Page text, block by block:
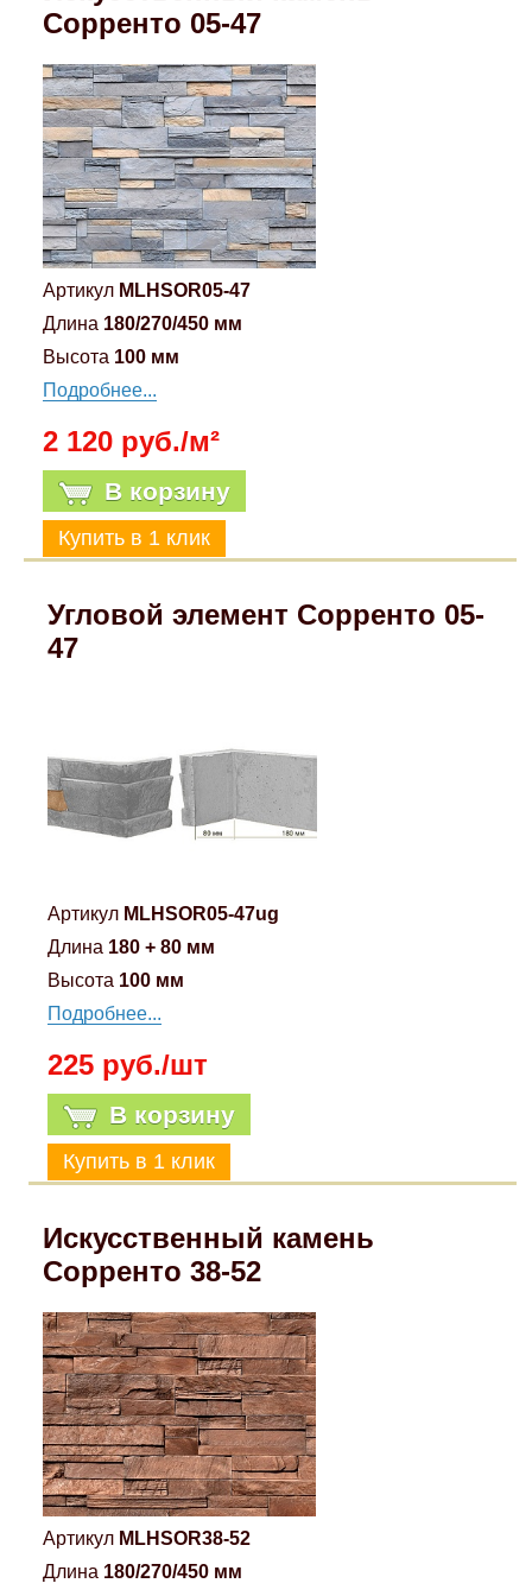
Сорренто 05-47
Артикул MLHSOR05-47
Длина 180/270/450 мм
Высота 100 мм
Подробнее...
2 120 руб./м²
В корзину
Угловой элемент Сорренто 05-
47
Артикул MLHSOR05-47ug
Длина 180 + 80 мм
Высота 100 мм
Подробнее...
225 руб./шт
В корзину
Искусственный камень
Сорренто 38-52
Артикул MLHSOR38-52
Длина 180/270/450 мм
Компрессионные фитинги Poliext
Honda
Hyundai
Infinity
Kia
Lada
Lexus
Mazda
Mercedes-Benz
Mitsubishi
Opel
Suzuki
Toyota
УАЗ
Дополнительные товары
Флуоресцентные краски
Шпатлевки, штукатурки
Эмали универсальные акриловые
Грунтовки, защитные лаки
Магнитные панели на холодильник